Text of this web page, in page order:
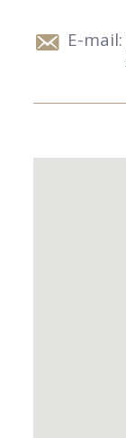
E-mail: